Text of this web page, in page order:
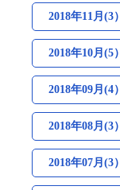
2018年11月(3）
2018年10月(5）
2018年09月(4）
2018年08月(3）
2018年07月(3）